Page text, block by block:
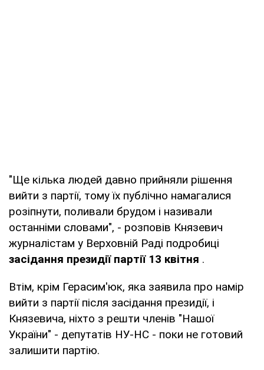
"Ще кілька людей давно прийняли рішення
вийти з партії, тому їх публічно намагалися
розіпнути, поливали брудом і називали
останніми словами", - розповів Князевич
журналістам у Верховній Раді подробиці
засідання президії партії 13 квітня .
Втім, крім Герасим'юк, яка заявила про намір
вийти з партії після засідання президії, і
Князевича, ніхто з решти членів "Нашої
України" - депутатів НУ-НС - поки не готовий
залишити партію.